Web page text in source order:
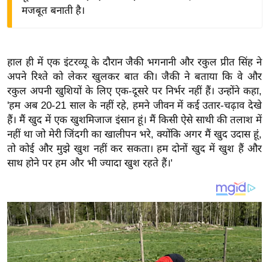
शे
ष
ज्ञ
रा
य
ब
ज
ट
ल
क्रि
के
ट
मजबूत बनाती है।
हाल ही में एक इंटरव्यू के दौरान जैकी भगनानी और रकुल प्रीत सिंह ने
अपने रिश्ते को लेकर खुलकर बात की। जैकी ने बताया कि वे और
रकुल अपनी खुशियों के लिए एक-दूसरे पर निर्भर नहीं हैं। उन्होंने कहा,
'हम अब 20-21 साल के नहीं रहे, हमने जीवन में कई उतार-चढ़ाव देखे
हैं। मैं खुद में एक खुशमिजाज इंसान हूं। मैं किसी ऐसे साथी की तलाश में
नहीं था जो मेरी जिंदगी का खालीपन भरे, क्योंकि अगर मैं खुद उदास हूं,
तो कोई और मुझे खुश नहीं कर सकता। हम दोनों खुद में खुश हैं और
साथ होने पर हम और भी ज्यादा खुश रहते हैं।'